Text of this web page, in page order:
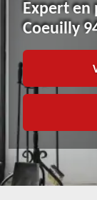
Expert en
Coeuilly